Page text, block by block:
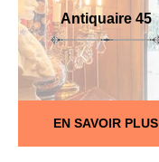
Antiquaire 45
EN SAVOIR PLUS